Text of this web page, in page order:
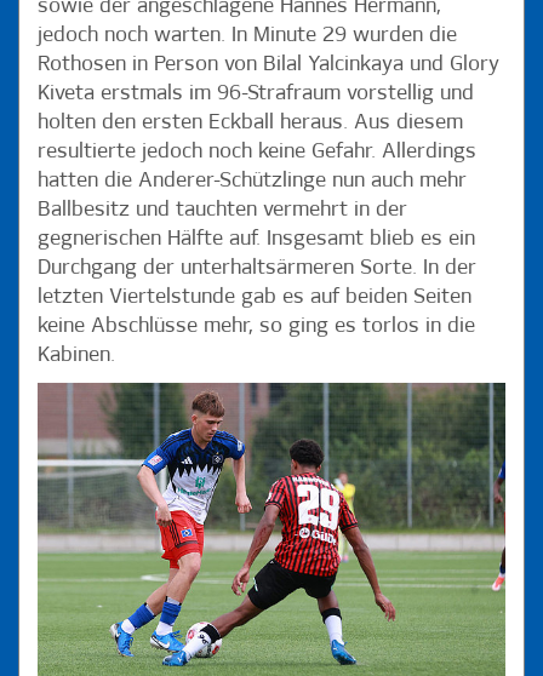
sowie der angeschlagene Hannes Hermann,
jedoch noch warten. In Minute 29 wurden die
Rothosen in Person von Bilal Yalcinkaya und Glory
Kiveta erstmals im 96-Strafraum vorstellig und
holten den ersten Eckball heraus. Aus diesem
resultierte jedoch noch keine Gefahr. Allerdings
hatten die Anderer-Schützlinge nun auch mehr
Ballbesitz und tauchten vermehrt in der
gegnerischen Hälfte auf. Insgesamt blieb es ein
Durchgang der unterhaltsärmeren Sorte. In der
letzten Viertelstunde gab es auf beiden Seiten
keine Abschlüsse mehr, so ging es torlos in die
Kabinen.